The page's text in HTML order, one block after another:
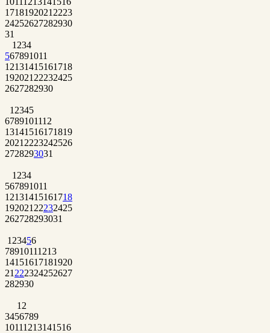
1718192021 2223
24252627282930
31
1 234
567891011
12131415161718
192021 22232425
2627282930
1 2345
6789101112
13141516171819
2021 2223242526
2728293031
1 234
567891011
12131415161718
192021 22232425
262728293031
1 23456
78910111213
14151617181920
21 222324252627
282930
1 2
3456789
10111213141516